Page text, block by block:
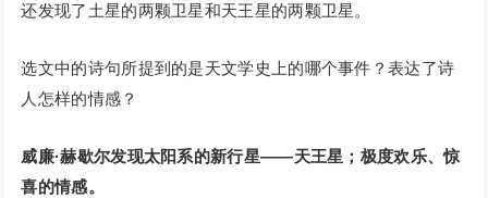
还发现了土星的两颗卫星和天王星的两颗卫星。
选文中的诗句所提到的是天文学史上的哪个事件？表达了诗
人怎样的情感？
威廉·赫歇尔发现太阳系的新行星——天王星；极度欢乐、惊
喜的情感。